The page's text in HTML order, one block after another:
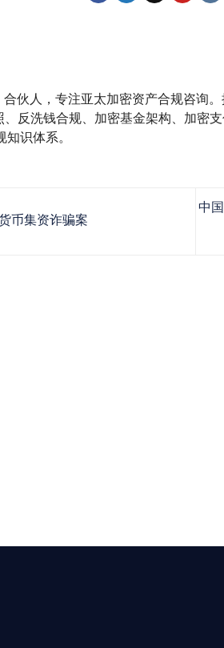
合伙人，专注亚太加密资产合规咨询
、反洗钱合规、加密基金架构、加密
识体系。
币集资诈骗案
中